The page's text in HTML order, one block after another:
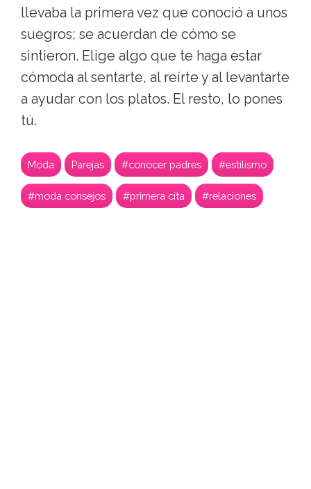
llevaba la primera vez que conoció a unos
suegros; se acuerdan de cómo se
sintieron. Elige algo que te haga estar
cómoda al sentarte, al reírte y al levantarte
a ayudar con los platos. El resto, lo pones
tú.
Moda Parejas #conocer padres #estilismo
#moda consejos #primera cita #relaciones